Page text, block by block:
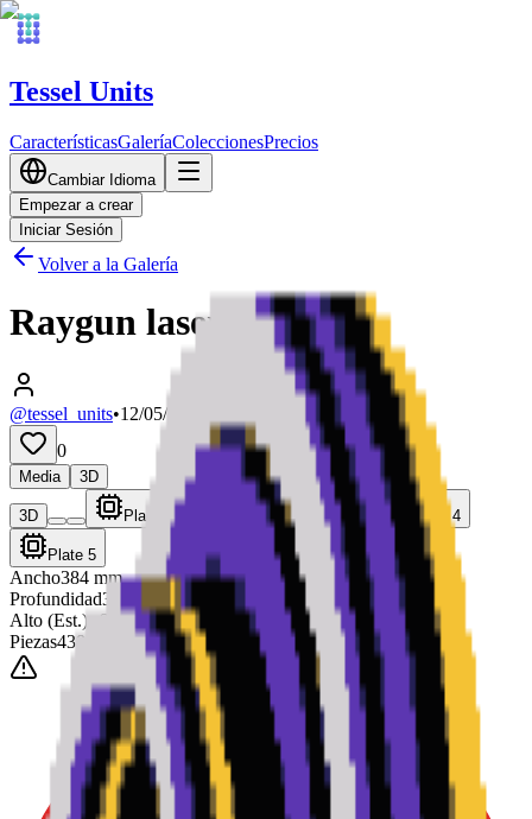
Tessel Units
CaracterísticasGaleríaColeccionesPrecios
Cambiar Idioma
Empezar a crear
Iniciar Sesión
Volver a la Galería
Raygun laser
@tessel_units•12/05/2026
0
Media 3D
3D Plate 1 Plate 4
Plate 5
Ancho384 mm
Profundidad384
Alto (Est.) 6
mm
Piezas4385